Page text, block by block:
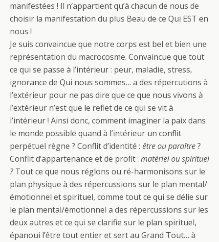
manifestées ! Il n’appartient qu’à chacun de nous de
choisir la manifestation du plus Beau de ce Qui EST en
nous !
Je suis convaincue que notre corps est bel et bien une
représentation du macrocosme. Convaincue que tout
ce qui se passe à l’intérieur : peur, maladie, stress,
ignorance de Qui nous sommes… a des répercutions à
l’extérieur pour ne pas dire que ce que nous vivons à
l’extérieur n’est que le reflet de ce qui se vit à
l’intérieur ! Ainsi donc, comment imaginer la paix dans
le monde possible quand à l’intérieur un conflit
perpétuel règne ? Conflit d’identité : être ou paraître?
Conflit d’appartenance et de profit : matériel ou spirituel
?Tout ce que nous réglons ou ré-harmonisons sur le
plan physique à des répercussions sur le plan mental/
émotionnel et spirituel, comme tout ce qui se délie sur
le plan mental/émotionnel a des répercussions sur les
deux autres et ce qui se clarifie sur le plan spirituel,
épanoui l’être tout entier et sert au Grand Tout… à